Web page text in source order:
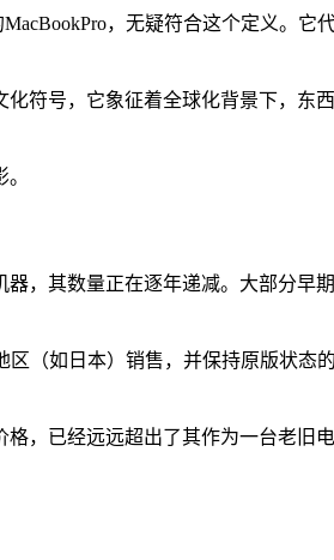
，无疑符合这个定义。它
符号，它象征着全球化背景下，东
，其数量正在逐年递减。大部分早
（如日本）销售，并保持原版状态
，已经远远超出了其作为一台老旧